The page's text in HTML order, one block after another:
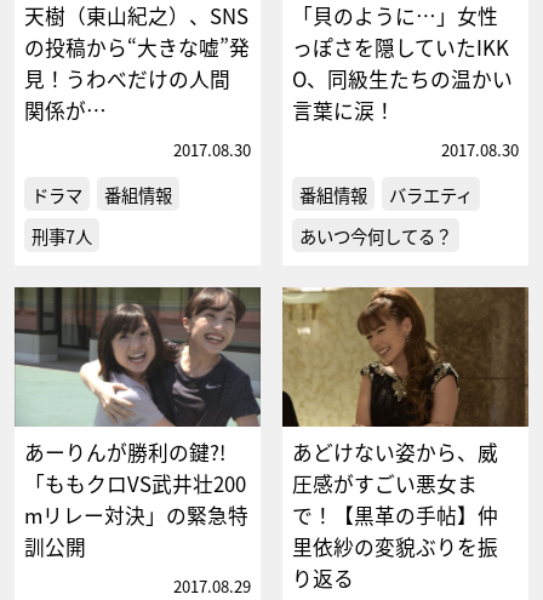
天樹（東山紀之）、SNS
の投稿から“大きな嘘”発
見！うわべだけの人間
関係が…
2017.08.30
ドラマ
番組情報
刑事7人
「貝のように…」女性
っぽさを隠していたIKK
O、同級生たちの温かい
言葉に涙！
2017.08.30
番組情報
バラエティ
あいつ今何してる？
あーりんが勝利の鍵?!
「ももクロVS武井壮200
mリレー対決」の緊急特
訓公開
2017.08.29
あどけない姿から、威
圧感がすごい悪女ま
で！【黒革の手帖】仲
里依紗の変貌ぶりを振
り返る